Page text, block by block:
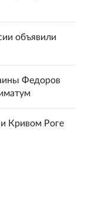
объявили
Федоров
Кривом Роге